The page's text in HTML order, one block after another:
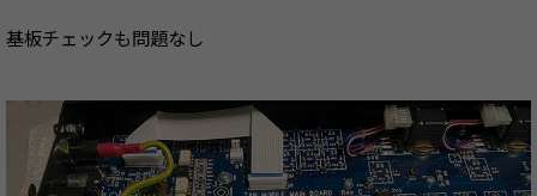
基板チェックも問題なし